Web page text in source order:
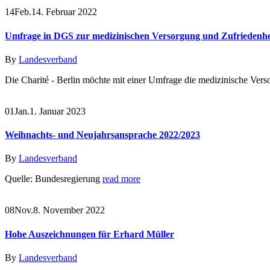
14Feb.14. Februar 2022
Umfrage in DGS zur medizinischen Versorgung und
By Landesverband
Die Charité - Berlin möchte mit einer Umfrage die medizinische
01Jan.1. Januar 2023
Weihnachts- und Neujahrsansprache 2022/2023
By Landesverband
Quelle: Bundesregierung read more
08Nov.8. November 2022
Hohe Auszeichnungen für Erhard Müller
By Landesverband